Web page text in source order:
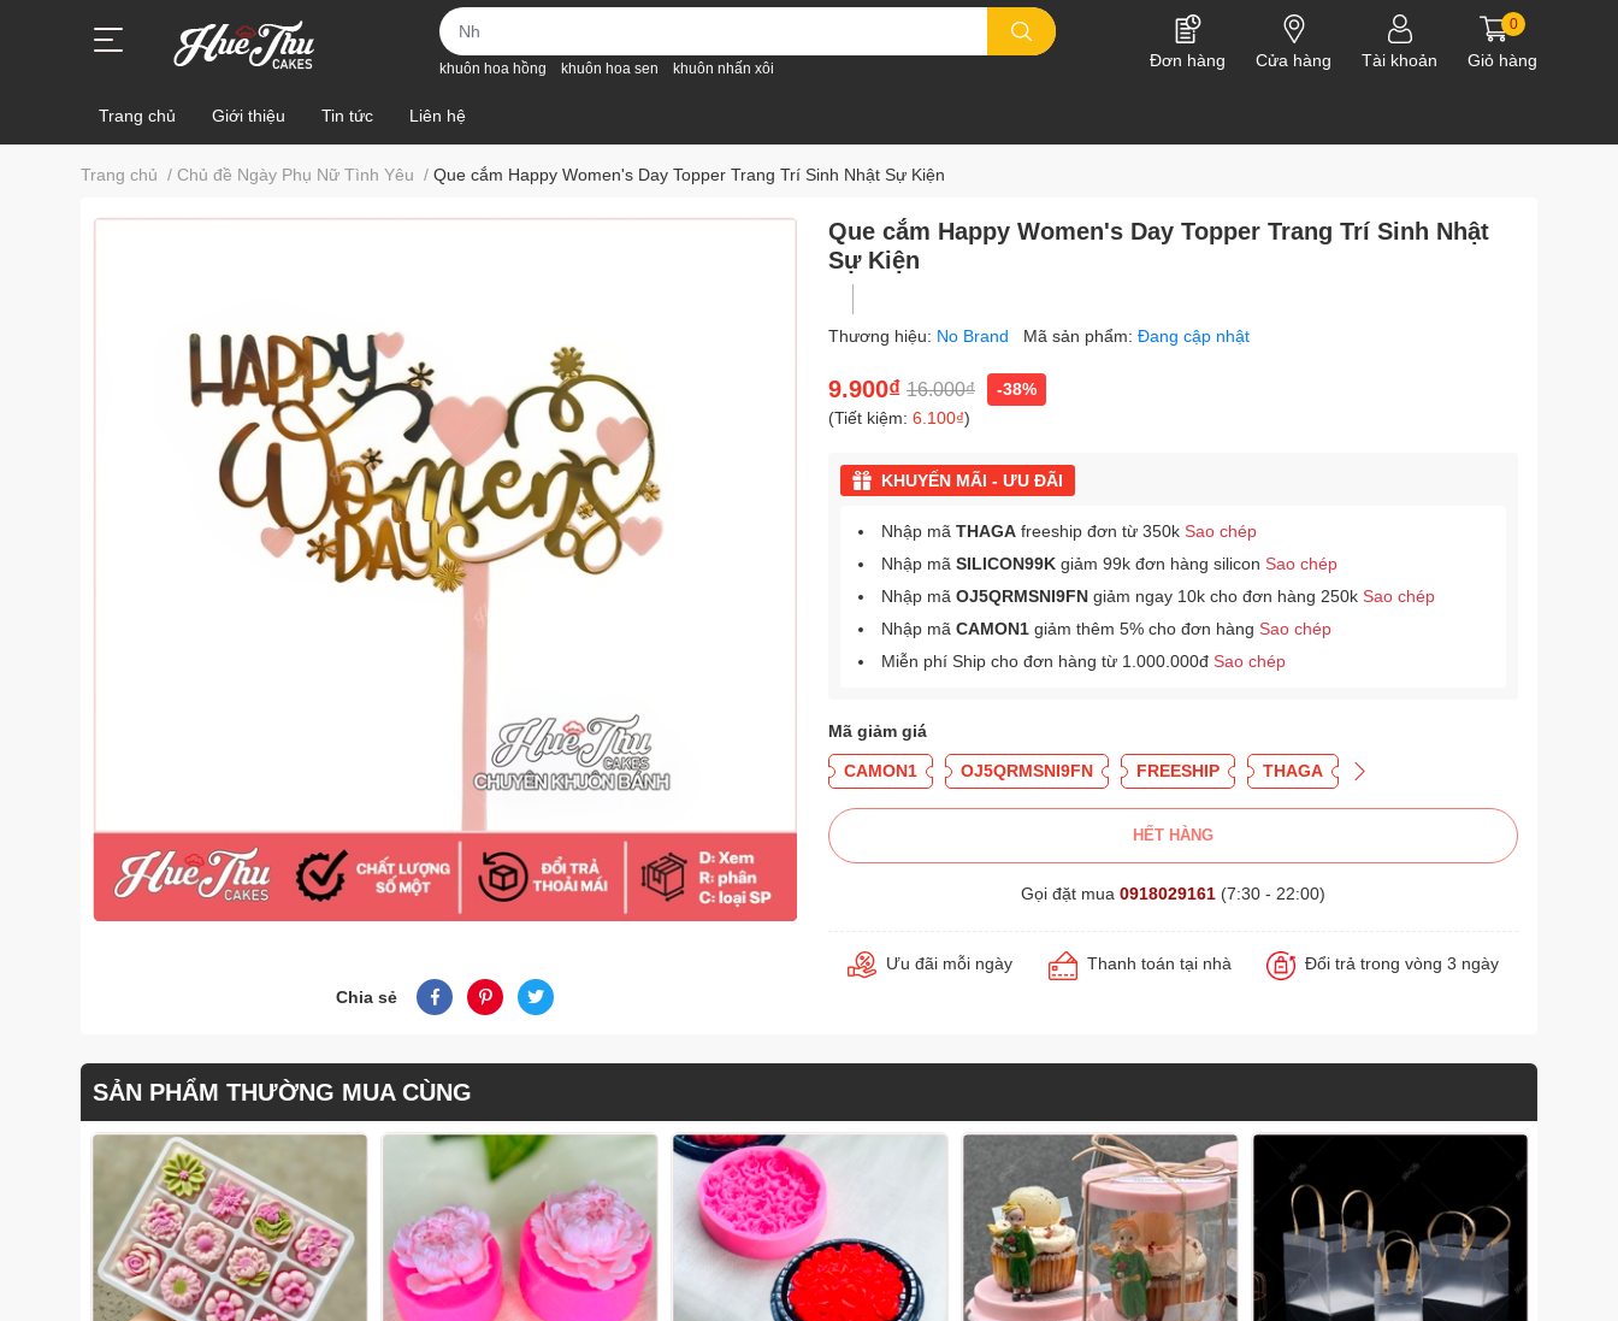
khuôn hoa hồng khuôn hoa sen khuôn nhấn xôi Đơn hàng Cửa hàng Tài khoản
0
Giỏ hàng
Trang chủ Giới thiệu Tin tức Liên hệ
Trang chủ / Chủ đề Ngày Phụ Nữ Tình Yêu / Que cắm Happy Women's Day Topper Trang Trí Sinh Nhật Sự Kiện
Chia sẻ
Que cắm Happy Women's Day Topper Trang Trí Sinh Nhật
Sự Kiện
Thương hiệu: No Brand Mã sản phẩm: Đang cập nhật
9.900₫ 16.000₫
-38%
(Tiết kiệm: 6.100₫)
KHUYẾN MÃI - ƯU ĐÃI
Nhập mã THAGA freeship đơn từ 350k Sao chép
Nhập mã SILICON99K giảm 99k đơn hàng silicon Sao chép
Nhập mã OJ5QRMSNI9FN giảm ngay 10k cho đơn hàng 250k Sao chép
Nhập mã CAMON1 giảm thêm 5% cho đơn hàng Sao chép
Miễn phí Ship cho đơn hàng từ 1.000.000đ Sao chép
Mã giảm giá
CAMON1 OJ5QRMSNI9FN FREESHIP THAGA
HẾT HÀNG
Gọi đặt mua 0918029161 (7:30 - 22:00)
Ưu đãi mỗi ngày Thanh toán tại nhà Đổi trả trong vòng 3 ngày
SẢN PHẨM THƯỜNG MUA CÙNG